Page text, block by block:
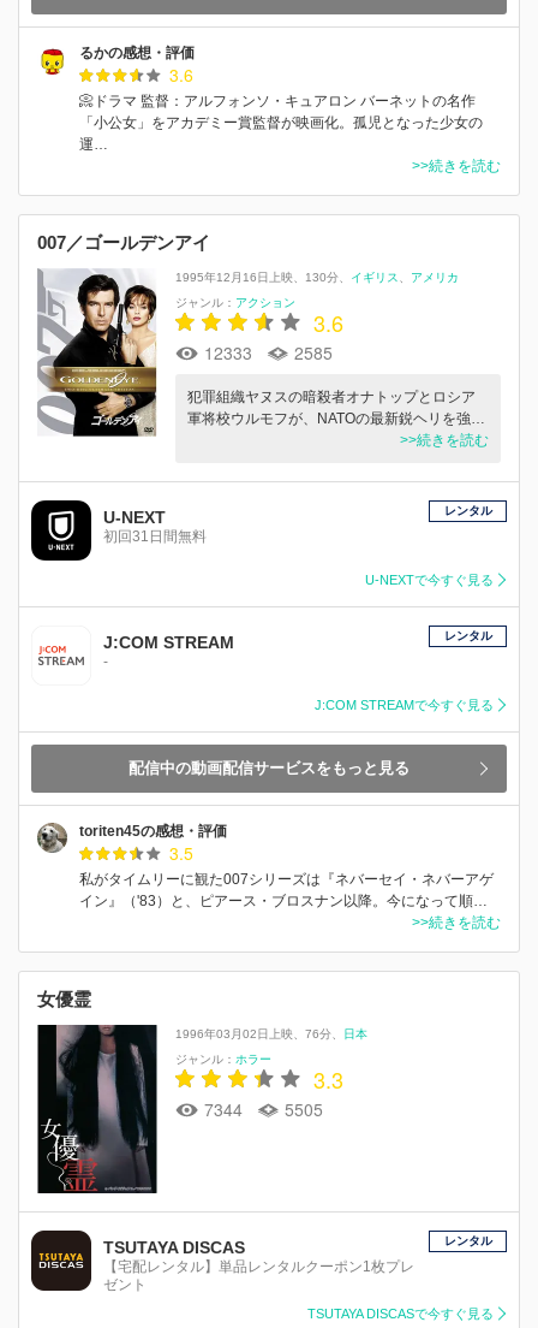
るかの感想・評価
3.6
📀ドラマ 監督：アルフォンソ・キュアロン バーネットの名作
「小公女」をアカデミー賞監督が映画化。孤児となった少女の
運…
>>続きを読む
007／ゴールデンアイ
1995年12月16日上映 130分 イギリス
アメリカ
ジャンル： アクション
3.6
12333 2585
犯罪組織ヤヌスの暗殺者オナトップとロシア
軍将校ウルモフが、NATOの最新鋭ヘリを強…
>>続きを読む
U-NEXT
初回31日間無料
レンタル
U-NEXTで今すぐ見る
J:COM STREAM
-
レンタル
J:COM STREAMで今すぐ見る
配信中の動画配信サービスをもっと見る
toriten45の感想・評価
3.5
私がタイムリーに観た007シリーズは『ネバーセイ・ネバーアゲ
イン』（'83）と、ピアース・ブロスナン以降。今になって順…
>>続きを読む
女優霊
1996年03月02日上映 76分
日本
ジャンル： ホラー
3.3
7344 5505
TSUTAYA DISCAS
【宅配レンタル】単品レンタルクーポン1枚プレ
ゼント
レンタル
TSUTAYA DISCASで今すぐ見る